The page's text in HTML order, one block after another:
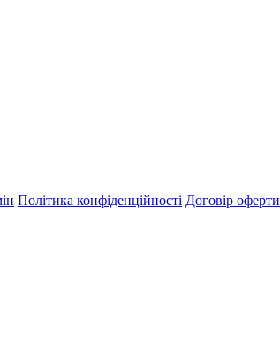
Політика конфіденційності Договір оферти